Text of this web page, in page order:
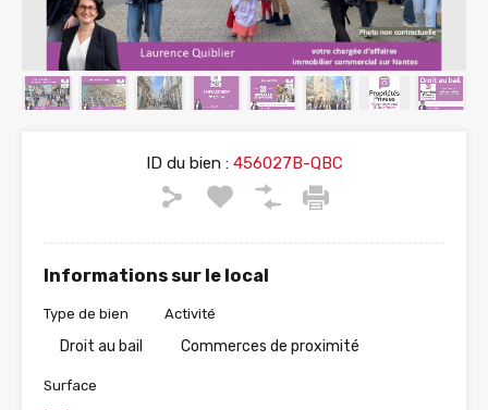
ID du bien :456027B-QBC
Informations sur le local
Type de bien
Droit au bail
Activité
Commerces de proximité
Surface